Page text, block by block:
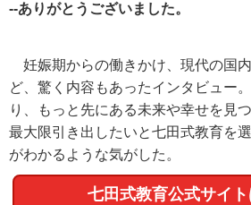
--ありがとうございました。
妊娠期からの働きかけ、現代の国
ど、驚く内容もあったインタビュー
り、もっと先にある未来や幸せを見
最大限引き出したいと七田式教育を
がわかるような気がした。
七田式教育公式サイ